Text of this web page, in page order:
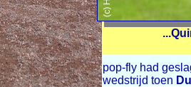
pop-fly had
wedstrijd toen